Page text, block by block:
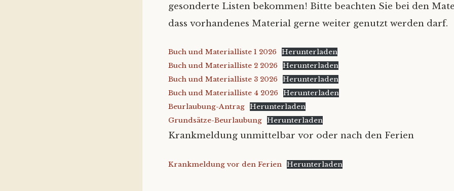
gesonderte Listen bekommen! Bitte beachten Sie bei den
dass vorhandenes Material gerne weiter genutzt werden darf.
Buch und Materialliste 1 2026
Herunterladen
Buch und Materialliste 2 2026
Herunterladen
Buch und Materialliste 3 2026
Herunterladen
Buch und Materialliste 4 2026
Herunterladen
Beurlaubung-Antrag Herunterladen
Grundsätze-Beurlaubung Herunterladen
Krankmeldung unmittelbar vor oder nach den Ferien
Krankmeldung vor den Ferien Herunterladen